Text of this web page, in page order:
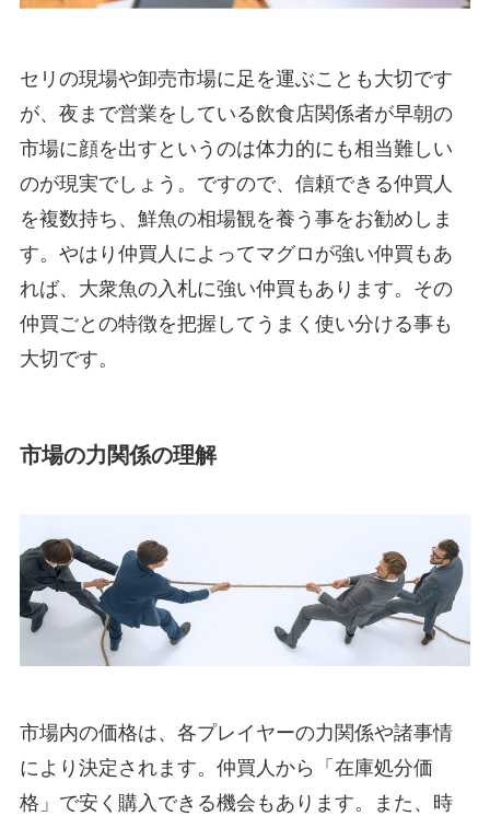
セリの現場や卸売市場に足を運ぶことも大切です
が、夜まで営業をしている飲食店関係者が早朝の
市場に顔を出すというのは体力的にも相当難しい
のが現実でしょう。ですので、信頼できる仲買人
を複数持ち、鮮魚の相場観を養う事をお勧めしま
す。やはり仲買人によってマグロが強い仲買もあ
れば、大衆魚の入札に強い仲買もあります。その
仲買ごとの特徴を把握してうまく使い分ける事も
大切です。
市場の力関係の理解
市場内の価格は、各プレイヤーの力関係や諸事情
により決定されます。仲買人から「在庫処分価
格」で安く購入できる機会もあります。また、時